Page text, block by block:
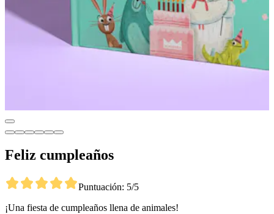
Feliz cumpleaños
Puntuación: 5/5
¡Una fiesta de cumpleaños llena de animales!